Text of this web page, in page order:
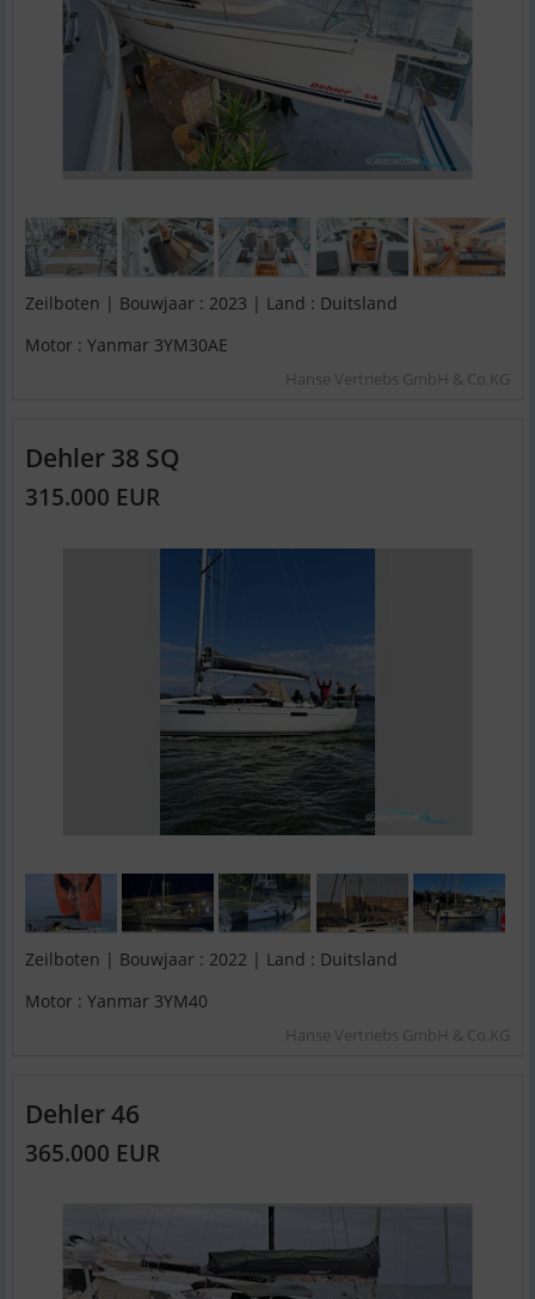
Zeilboten | Bouwjaar : 2023 | Land : Duitsland
Motor : Yanmar 3YM30AE
Hanse Vertriebs GmbH & Co.KG
Dehler 38 SQ
315.000 EUR
Zeilboten | Bouwjaar : 2022 | Land : Duitsland
Motor : Yanmar 3YM40
Hanse Vertriebs GmbH & Co.KG
Dehler 46
365.000 EUR